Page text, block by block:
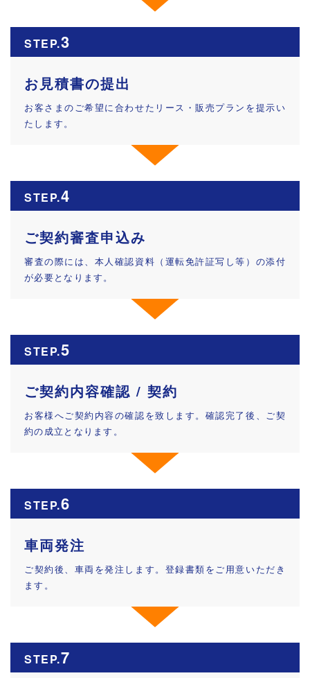
STEP.3
お見積書の提出
お客さまのご希望に合わせたリース・販売プランを提示い
たします。
STEP.4
ご契約審査申込み
審査の際には、本人確認資料（運転免許証写し等）の添付
が必要となります。
STEP.5
ご契約内容確認 / 契約
お客様へご契約内容の確認を致します。確認完了後、ご契
約の成立となります。
STEP.6
車両発注
ご契約後、車両を発注します。登録書類をご用意いただき
ます。
STEP.7